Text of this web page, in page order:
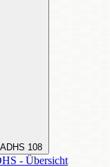
108
- Übersicht